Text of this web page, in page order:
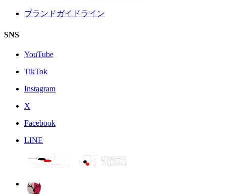
ブランドガイドライン
SNS
YouTube
TikTok
Instagram
X
Facebook
LINE